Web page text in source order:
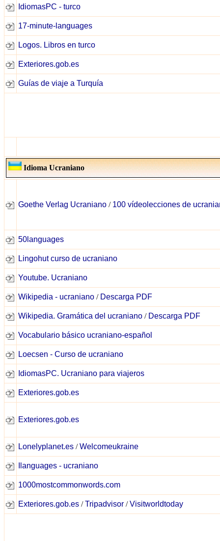
IdiomasPC - turco
17-minute-languages
Logos. Libros en turco
Exteriores.gob.es
Guías de viaje a Turquía
Idioma Ucraniano
Goethe Verlag Ucraniano / 100 vídeolecciones de
50languages
Lingohut curso de ucraniano
Youtube. Ucraniano
Wikipedia - ucraniano / Descarga PDF
Wikipedia. Gramática del ucraniano / Descarga PDF
Vocabulario básico ucraniano-español
Loecsen - Curso de ucraniano
IdiomasPC. Ucraniano para viajeros
Exteriores.gob.es
Exteriores.gob.es
Lonelyplanet.es /Welcomeukraine
Ilanguages - ucraniano
1000mostcommonwords.com
Exteriores.gob.es /Tripadvisor /Visitworldtoday